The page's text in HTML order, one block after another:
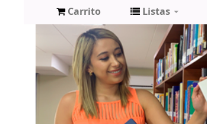
Carrito Listas